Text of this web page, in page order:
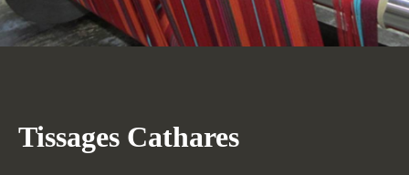
Tissages Cathares